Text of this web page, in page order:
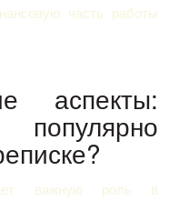
часть работы
аспекты:
важную роль в